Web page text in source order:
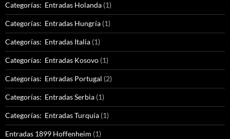
Categorías: Entradas Holanda (1)
Categorías: Entradas Hungría (1)
Categorías: Entradas Italia (1)
Categorías: Entradas Kosovo (1)
Categorías: Entradas Portugal (2)
Categorías: Entradas Serbia (1)
Categorías: Entradas Turquía (1)
Entradas 1899 Hoffenheim (1)